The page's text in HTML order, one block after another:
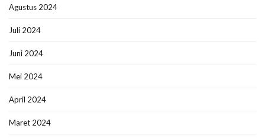
Agustus 2024
Juli 2024
Juni 2024
Mei 2024
April 2024
Maret 2024